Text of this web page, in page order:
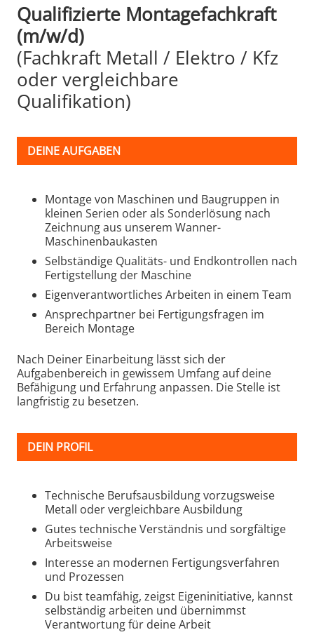
Qualifizierte Montagefachkraft
(m/w/d)
(Fachkraft Metall / Elektro / Kfz
oder vergleichbare
Qualifikation)
DEINE AUFGABEN
Montage von Maschinen und Baugruppen in
kleinen Serien oder als Sonderlösung nach
Zeichnung aus unserem Wanner-
Maschinenbaukasten
Selbständige Qualitäts- und Endkontrollen nach
Fertigstellung der Maschine
Eigenverantwortliches Arbeiten in einem Team
Ansprechpartner bei Fertigungsfragen im
Bereich Montage
Nach Deiner Einarbeitung lässt sich der
Aufgabenbereich in gewissem Umfang auf deine
Befähigung und Erfahrung anpassen. Die Stelle ist
langfristig zu besetzen.
DEIN PROFIL
Technische Berufsausbildung vorzugsweise
Metall oder vergleichbare Ausbildung
Gutes technische Verständnis und sorgfältige
Arbeitsweise
Interesse an modernen Fertigungsverfahren
und Prozessen
Du bist teamfähig, zeigst Eigeninitiative, kannst
selbständig arbeiten und übernimmst
Verantwortung für deine Arbeit